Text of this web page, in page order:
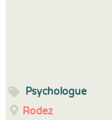
Psychologue
Rodez